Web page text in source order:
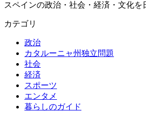
スペインの政治・社会・経済・文化を
カテゴリ
政治
カタルーニャ州独立問題
社会
経済
スポーツ
エンタメ
暮らしのガイド